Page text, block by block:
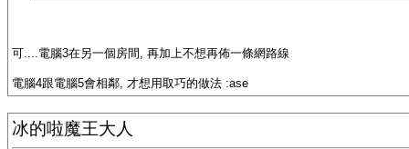
可....電腦3在另一個房間, 再加上不想再佈一條網路線
電腦4跟電腦5會相鄰, 才想用取巧的做法 :ase
冰的啦魔王大人